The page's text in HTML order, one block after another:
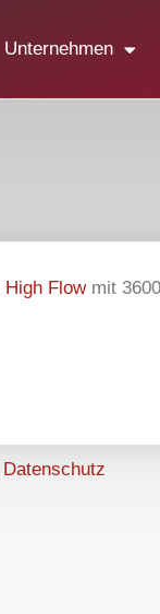
Unternehmen
High Flowmit
Datenschutz